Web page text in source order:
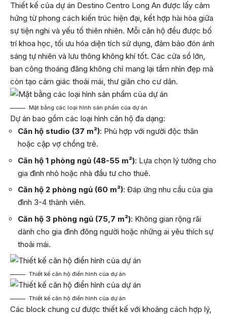
Thiết kế của dự án Destino Centro Long An được lấy cảm
hứng từ phong cách kiến trúc hiện đại, kết hợp hài hòa giữa
sự tiện nghi và yếu tố thiên nhiên. Mỗi căn hộ đều được bố
trí khoa học, tối ưu hóa diện tích sử dụng, đảm bảo đón ánh
sáng tự nhiên và lưu thông không khí tốt. Các cửa sổ lớn,
ban công thoáng đãng không chỉ mang lại tầm nhìn đẹp mà
còn tạo cảm giác thoải mái, thư giãn cho cư dân.
Mặt bằng các loại hình sản phẩm của dự án
Dự án bao gồm các loại hình căn hộ đa dạng:
Căn hộ studio (37 m²): Phù hợp với người độc thân
hoặc cặp vợ chồng trẻ.
Căn hộ 1 phòng ngủ (48-55 m²): Lựa chọn lý tưởng cho
gia đình nhỏ hoặc nhà đầu tư cho thuê.
Căn hộ 2 phòng ngủ (60 m²): Đáp ứng nhu cầu của gia
đình 3-4 thành viên.
Căn hộ 3 phòng ngủ (75,7 m²): Không gian rộng rãi
dành cho gia đình đông người hoặc những ai yêu thích sự
thoải mái.
Thiết kế căn hộ điển hình của dự án
Thiết kế căn hộ điển hình của dự án
Các block chung cư được thiết kế với khoảng cách hợp lý,